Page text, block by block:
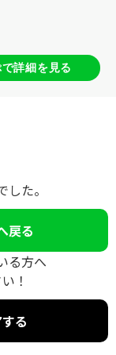
詳細を見る
た。
戻る
る方へ
！
る